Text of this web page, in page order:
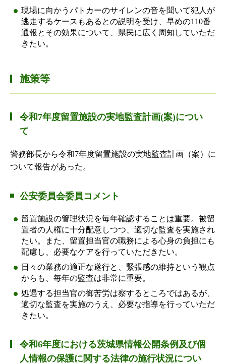
現場に向かうパトカーのサイレンの音を聞いて犯人が
逃走するケースもあるとの説明を受け、早めの110番
通報とその効果について、県民に広く周知していただ
きたい。
施策等
令和7年度留置施設の実地監査計画(案)につい
て
警務部長から令和7年度留置施設の実地監査計画（案）に
ついて報告があった。
公安委員会委員コメント
留置施設の管理状況を毎年確認することは重要。被留
置者の人権に十分配意しつつ、適切な監査を実施され
たい。また、留置担当官の職務による心身の負担にも
配慮し、必要なケアを行っていただきたい。
日々の業務の適正な遂行と、緊張感の維持という観点
からも、毎年の監査は非常に重要。
処遇する担当官の御苦労は察するところではあるが、
適切な監査を実施のうえ、必要な指導を行っていただ
きたい。
令和6年度における茨城県情報公開条例及び個
人情報の保護に関する法律の施行状況につい